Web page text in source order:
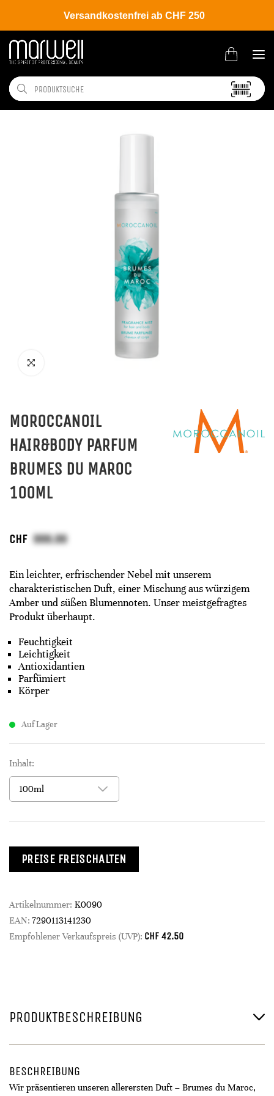
Versandkostenfrei ab CHF 250
Shop Brands Moroccanoil
MOROCCANOIL
HAIR&BODY PARFUM
BRUMES DU MAROC
100ML
CHF
Ein leichter, erfrischender Nebel mit unserem
charakteristischen Duft, einer Mischung aus würzigem
Amber und süßen Blumennoten. Unser meistgefragtes
Produkt überhaupt.
Feuchtigkeit
Leichtigkeit
Antioxidantien
Parfümiert
Körper
Auf Lager
Inhalt:
PREISE FREISCHALTEN
Artikelnummer: K0090
EAN: 7290113141230
Empfohlener Verkaufspreis (UVP): CHF 42.50
PRODUKTBESCHREIBUNG
BESCHREIBUNG
Wir präsentieren unseren allerersten Duft – Brumes du Maroc,